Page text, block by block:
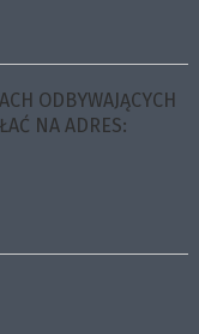
ODBYWAJĄCYCH
NA ADRES: